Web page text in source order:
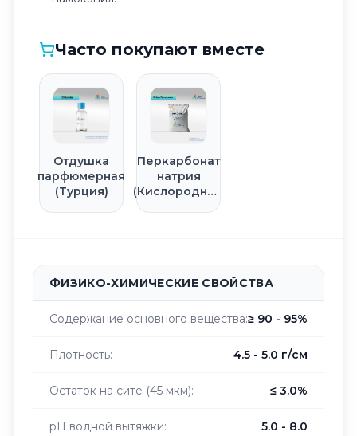
Часто покупают вместе
Отдушка
парфюмерная
(Турция)
Перкарбонат
натрия
(Кислородный
отбеливатель)
ФИЗИКО-ХИМИЧЕСКИЕ СВОЙСТВА
Содержание основного вещества:≥ 90 - 95%
Плотность: 4.5 - 5.0 г/см
Остаток на сите (45 мкм): ≤ 3.0%
pH водной вытяжки: 5.0 - 8.0